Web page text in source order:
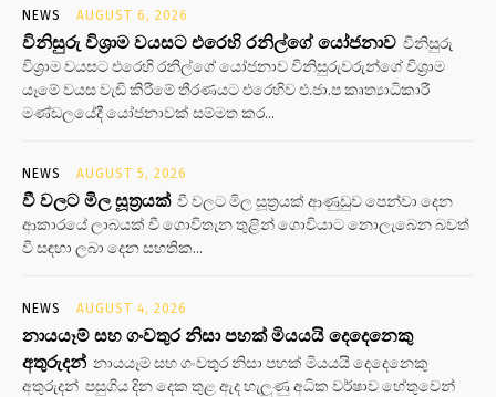
NEWS AUGUST 6, 2026
විනිසුරු විශ්‍රාම වයසට එරෙහි රනිල්ගේ යෝජනාව විනිසුරු
විශ්‍රාම වයසට එරෙහි රනිල්ගේ යෝජනාව විනිසුරුවරුන්ගේ විශ්‍රාම
යෑමේ වයස වැඩි කිරීමේ තීරණයට එරෙහිව එ.ජා.ප කෘත්‍යාධිකාරී
මණ්ඩලයේදී යෝජනාවක් සම්මත කර...
NEWS AUGUST 5, 2026
වී වලට මිල සූත්‍රයක් වී වලට මිල සූත්‍රයක් ආණුඩුව පෙන්වා දෙන
ආකාරයේ ලාබයක් වී ගොවිතැන තුළින් ගොවියාට නොලැබෙන බවත්
වී සඳහා ලබා දෙන සහතික...
NEWS AUGUST 4, 2026
නායයෑම් සහ ගංවතුර නිසා පහක් මියයයි දෙදෙනෙකු
අතුරුදන් නායයෑම් සහ ගංවතුර නිසා පහක් මියයයි දෙදෙනෙකු
අතුරුදන් පසුගිය දින දෙක තුළ ඇද හැලුණු අධික වර්ෂාව හේතුවෙන්